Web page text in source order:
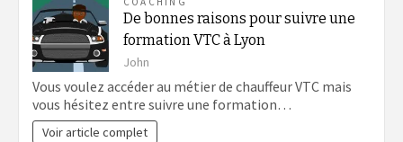
De bonnes raisons pour suivre une
formation VTC à Lyon
John
Vous voulez accéder au métier de chauffeur VTC mais
vous hésitez entre suivre une formation…
Voir article complet